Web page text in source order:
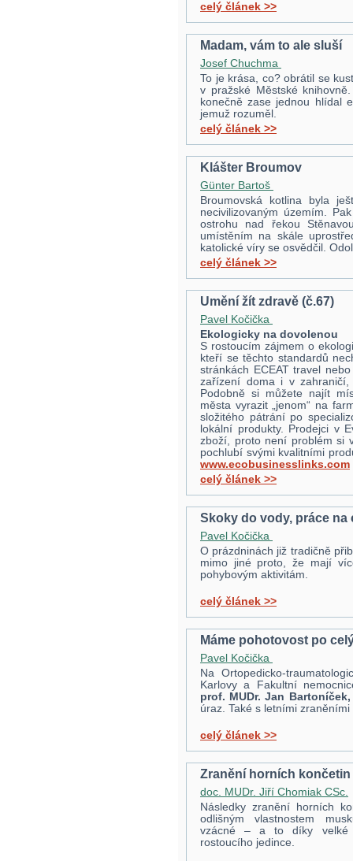
celý článek >>
Madam, vám to ale sluší
Josef Chuchma
To je krása, co? obrátil se
v pražské Městské
konečně zase jednou hlídal
jemuž rozuměl.
celý článek >>
Klášter Broumov
Günter Bartoš
Broumovská kotlina byla
necivilizovaným územím.
ostrohu nad řekou
umístěním na skále
katolické víry se osvědčil.
celý článek >>
Umění žít zdravě (č.67)
Pavel Kočička
Ekologicky na dovolenou
S rostoucím zájmem o
kteří se těchto standardů
stránkách ECEAT travel
zařízení doma i v zahraničí,
Podobně si můžete najít
města vyrazit „jenom“ na
složitého pátrání po
lokální produkty. Prodejci v
zboží, proto není problém si
pochlubí svými kvalitními
www.ecobusinesslinks.com
celý článek >>
Skoky do vody, práce na
Pavel Kočička
O prázdninách již tradičně
mimo jiné proto, že mají
pohybovým aktivitám.
celý článek >>
Máme pohotovost po
Pavel Kočička
Na Ortopedicko-
Karlovy a Fakultní
prof. MUDr. Jan Bartoníček,
úraz. Také s letními
celý článek >>
Zranění horních končetin
doc. MUDr. Jiří Chomiak CSc.
Následky zranění horních
odlišným vlastnostem
vzácné – a to díky velké
rostoucího jedince.